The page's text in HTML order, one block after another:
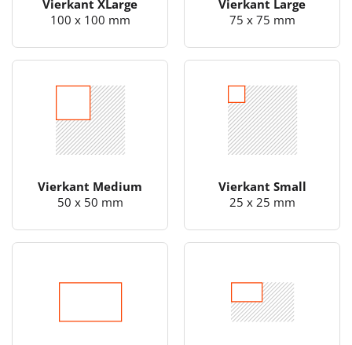
Vierkant XLarge
100 x 100 mm
Vierkant Large
75 x 75 mm
Vierkant Medium
50 x 50 mm
Vierkant Small
25 x 25 mm